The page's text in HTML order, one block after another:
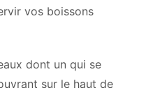
vos boissons
dont un qui se
sur le haut de